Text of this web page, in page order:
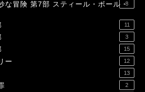
な冒険 第7部 スティール・ボール・
8
11
3
15
ー 12
13
2